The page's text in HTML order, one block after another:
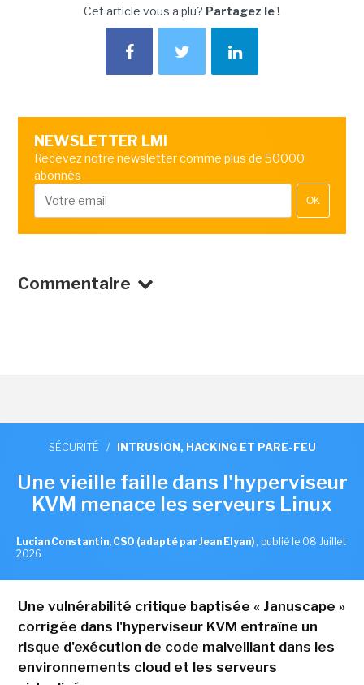
Cet article vous a plu? Partagez le !
NEWSLETTER LMI
Recevez notre newsletter comme plus de 50000
abonnés
OK
Commentaire
SÉCURITÉ / INTRUSION, HACKING ET PARE-FEU
Une vieille faille dans l'hyperviseur
KVM menace les serveurs Linux
Lucian Constantin, CSO (adapté par Jean Elyan) , publié le 08 Juillet
2026
Une vulnérabilité critique baptisée « Januscape »
corrigée dans l'hyperviseur KVM entraîne un
risque d'exécution de code malveillant dans les
environnements cloud et les serveurs